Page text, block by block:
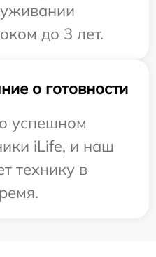
до 3 лет.
о готовности
успешном
iLife, и наш
технику в